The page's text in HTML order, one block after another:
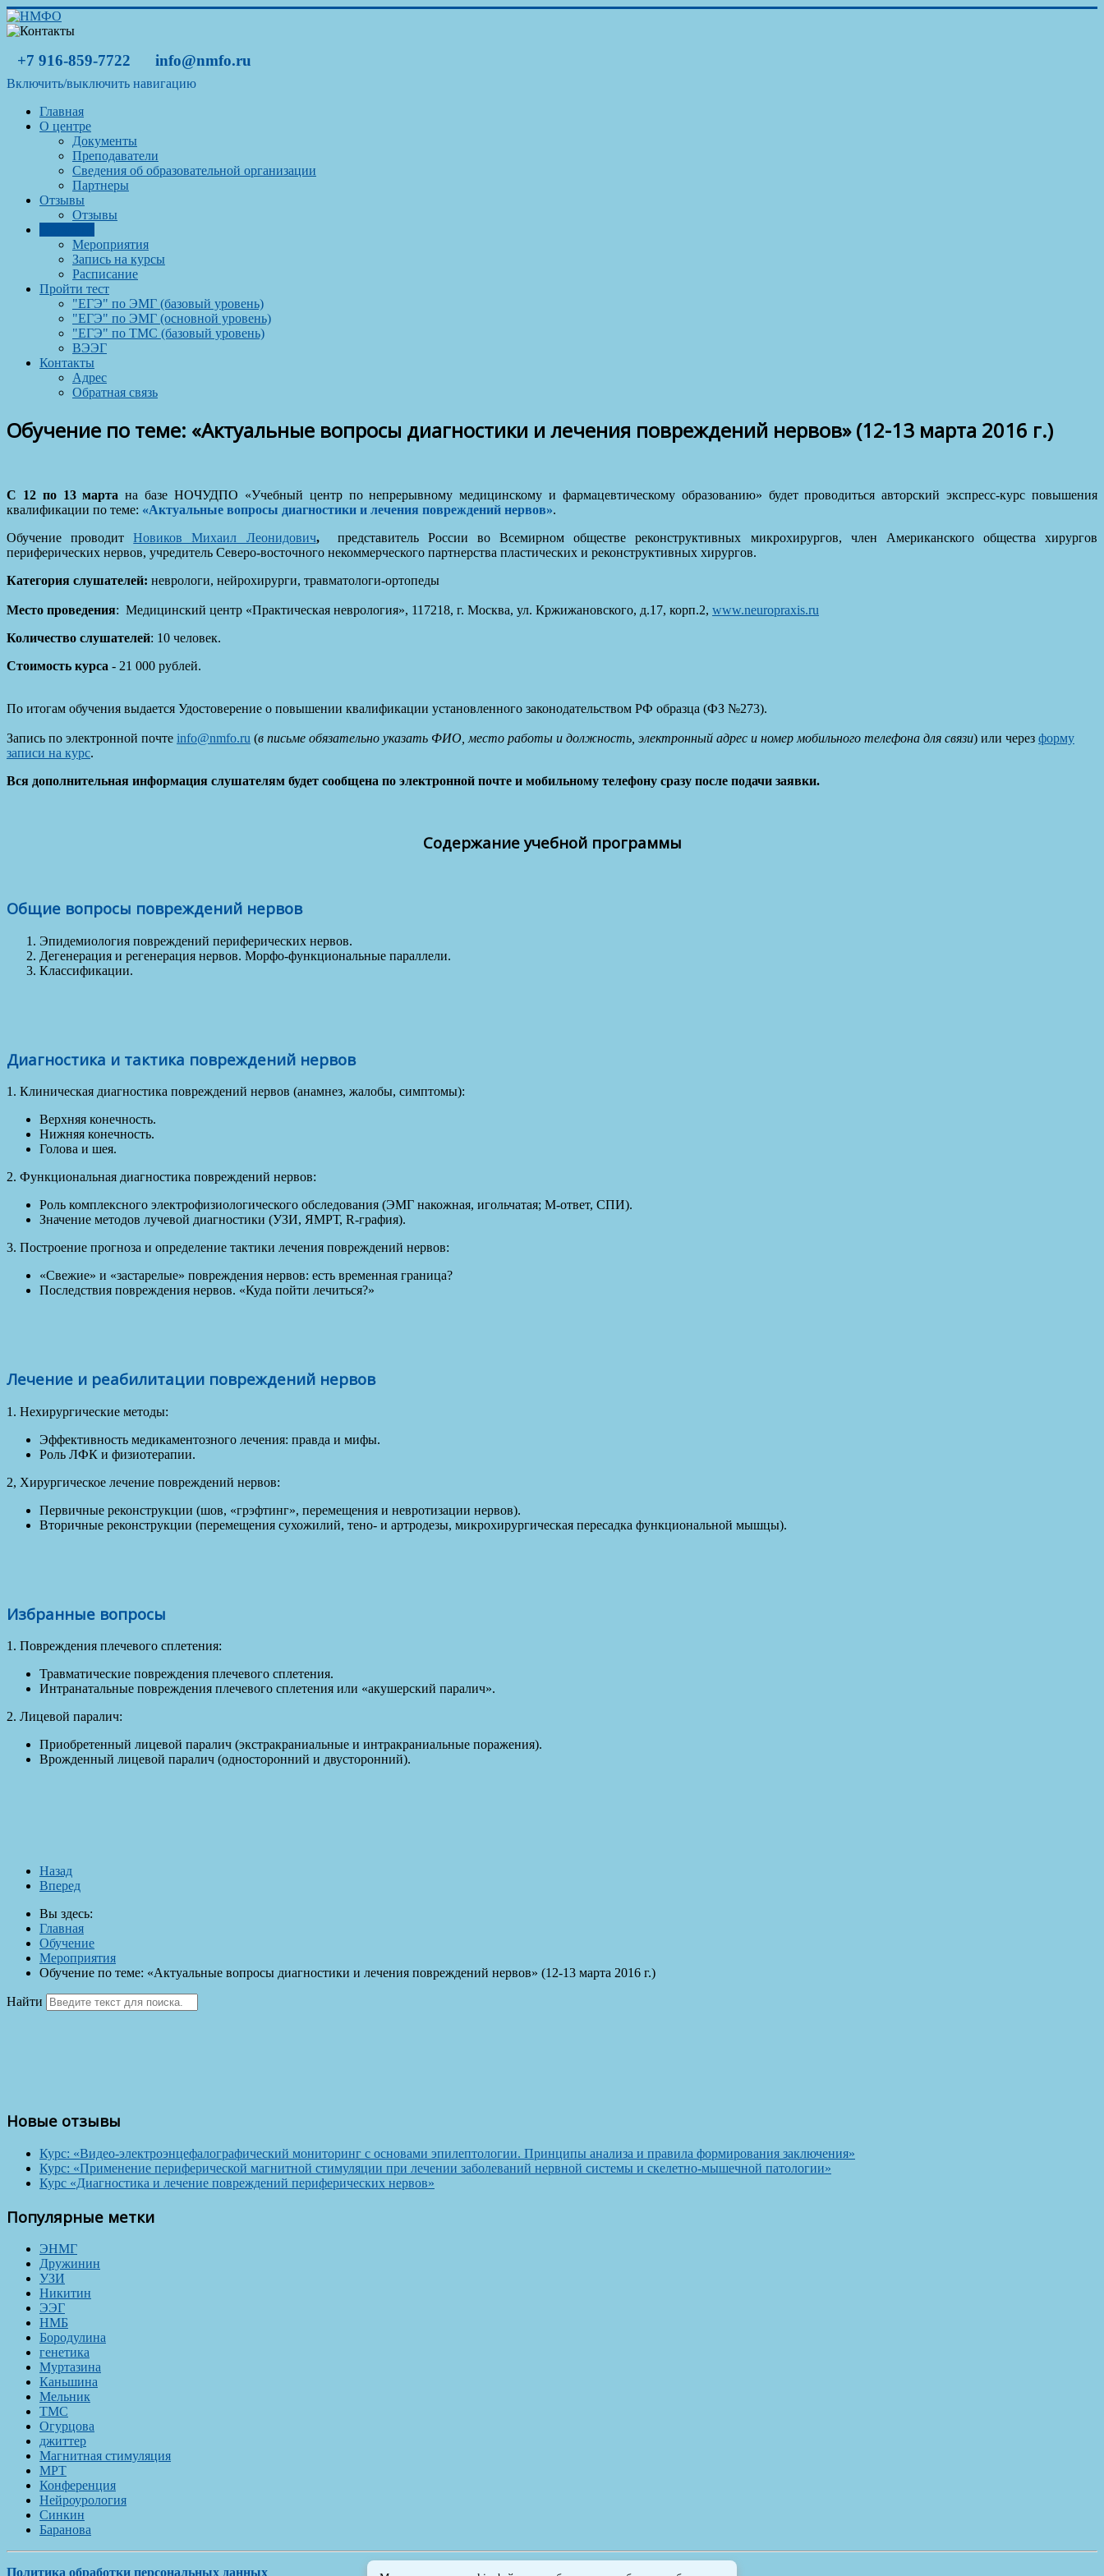
+7 916-859-7722 info@nmfo.ru
Включить/выключить навигацию
Главная
О центре
Документы
Преподаватели
Сведения об образовательной организации
Партнеры
Отзывы
Отзывы
Мероприятия
Запись на курсы
Расписание
Пройти тест
"ЕГЭ" по ЭМГ (базовый уровень)
"ЕГЭ" по ЭМГ (основной уровень)
"ЕГЭ" по ТМС (базовый уровень)
ВЭЭГ
Контакты
Адрес
Обратная связь
Обучение по теме: «Актуальные вопросы диагностики и лечения повреждений нервов» (12-13 марта 2016 г.)
С 12 по 13 марта на базе НОЧУДПО «Учебный центр по непрерывному медицинскому и фармацевтическому образованию» будет проводиться авторский экспресс-курс повышения
квалификации по теме: «Актуальные вопросы диагностики и лечения повреждений нервов».
Обучение проводитНовиков Михаил Леонидович, представитель России во Всемирном обществе реконструктивных микрохирургов, член Американского общества хирургов
периферических нервов, учредитель Северо-восточного некоммерческого партнерства пластических и реконструктивных хирургов.
Категория слушателей: неврологи, нейрохирурги, травматологи-ортопеды
Место проведения: Медицинский центр «Практическая неврология», 117218, г. Москва, ул. Кржижановского, д.17, корп.2, www.neuropraxis.ru
Количество слушателей: 10 человек.
Стоимость курса - 21 000 рублей.
По итогам обучения выдается Удостоверение о повышении квалификации установленного законодательством РФ образца (ФЗ №273).
Запись по электронной почте info@nmfo.ru (в письме обязательно указать ФИО, место работы и должность, электронный адрес и номер мобильного телефона для связи) или через форму
записи на курс.
Вся дополнительная информация слушателям будет сообщена по электронной почте и мобильному телефону сразу после подачи заявки.
Содержание учебной программы
Общие вопросы повреждений нервов
Эпидемиология повреждений периферических нервов.
Дегенерация и регенерация нервов. Морфо-функциональные параллели.
Классификации.
Диагностика и тактика повреждений нервов
1. Клиническая диагностика повреждений нервов (анамнез, жалобы, симптомы):
Верхняя конечность.
Нижняя конечность.
Голова и шея.
2. Функциональная диагностика повреждений нервов:
Роль комплексного электрофизиологического обследования (ЭМГ накожная, игольчатая; М-ответ, СПИ).
Значение методов лучевой диагностики (УЗИ, ЯМРТ, R-графия).
3. Построение прогноза и определение тактики лечения повреждений нервов:
«Свежие» и «застарелые» повреждения нервов: есть временная граница?
Последствия повреждения нервов. «Куда пойти лечиться?»
Лечение и реабилитации повреждений нервов
1. Нехирургические методы:
Эффективность медикаментозного лечения: правда и мифы.
Роль ЛФК и физиотерапии.
2, Хирургическое лечение повреждений нервов:
Первичные реконструкции (шов, «грэфтинг», перемещения и невротизации нервов).
Вторичные реконструкции (перемещения сухожилий, тено- и артродезы, микрохирургическая пересадка функциональной мышцы).
Избранные вопросы
1. Повреждения плечевого сплетения:
Травматические повреждения плечевого сплетения.
Интранатальные повреждения плечевого сплетения или «акушерский паралич».
2. Лицевой паралич:
Приобретенный лицевой паралич (экстракраниальные и интракраниальные поражения).
Врожденный лицевой паралич (односторонний и двусторонний).
Назад
Вперед
Вы здесь:
Главная
Обучение
Мероприятия
Обучение по теме: «Актуальные вопросы диагностики и лечения повреждений нервов» (12-13 марта 2016 г.)
Найти
Новые отзывы
Курс: «Видео-электроэнцефалографический мониторинг с основами эпилептологии. Принципы анализа и правила формирования заключения»
Курс: «Применение периферической магнитной стимуляции при лечении заболеваний нервной системы и скелетно-мышечной патологии»
Курс «Диагностика и лечение повреждений периферических нервов»
Популярные метки
ЭНМГ
Дружинин
УЗИ
Никитин
ЭЭГ
НМБ
Бородулина
генетика
Муртазина
Каньшина
Мельник
ТМС
Огурцова
джиттер
Магнитная стимуляция
МРТ
Конференция
Нейроурология
Синкин
Баранова
Политика обработки персональных данных